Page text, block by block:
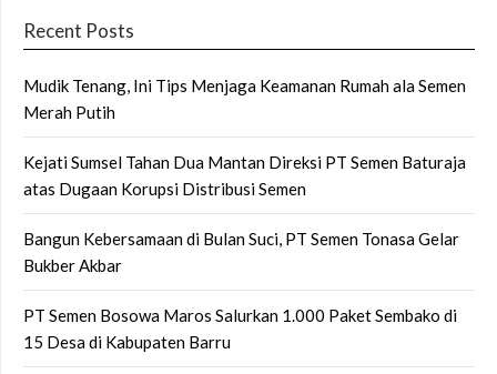
Recent Posts
Mudik Tenang, Ini Tips Menjaga Keamanan Rumah ala Semen
Merah Putih
Kejati Sumsel Tahan Dua Mantan Direksi PT Semen Baturaja
atas Dugaan Korupsi Distribusi Semen
Bangun Kebersamaan di Bulan Suci, PT Semen Tonasa Gelar
Bukber Akbar
PT Semen Bosowa Maros Salurkan 1.000 Paket Sembako di
15 Desa di Kabupaten Barru